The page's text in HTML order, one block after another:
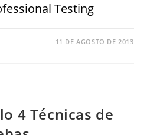
Testing
11 DE AGOSTO DE 2013
4 Técnicas de